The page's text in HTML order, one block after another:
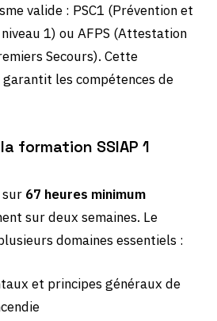
valide : PSC1 (Prévention et
1) ou AFPS (Attestation
Secours). Cette
les compétences de
formation SSIAP 1
sur 67 heures minimum
sur deux semaines. Le
domaines essentiels :
et principes généraux de